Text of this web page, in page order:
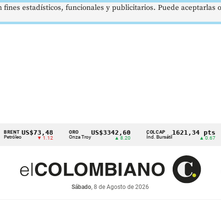
US$73,48
▼ 1.12
ORO
Onza Troy
US$3342,60 COLCAP
Índ. Bursátil
1621,34 pts
Sábado, 8 de Agosto de 2026
estadísticos, funcionales y publicitarios. Puede aceptarlas